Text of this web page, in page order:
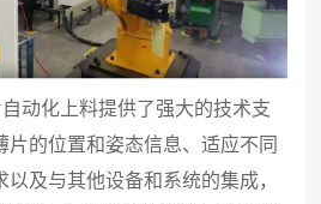
动化上料提供了强大的技术支
片的位置和姿态信息、适应不同
及与其他设备和系统的集成，